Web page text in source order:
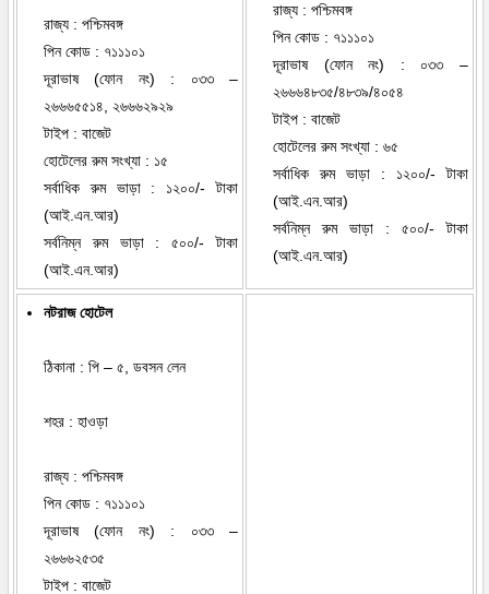
রাজ্য : পশ্চিমবঙ্গ
পিন কোড : ৭১১১০১
দূরাভাষ (ফোন নং) : ০৩৩ –
২৬৬৬৫৫১৪, ২৬৬৬২৯২৯
টাইপ : বাজেট
হোটেলের রুম সংখ্যা : ১৫
সর্বাধিক রুম ভাড়া : ১২০০/- টাকা
(আই.এন.আর)
সর্বনিম্ন রুম ভাড়া : ৫০০/- টাকা
(আই.এন.আর)
রাজ্য : পশ্চিমবঙ্গ
পিন কোড : ৭১১১০১
দূরাভাষ (ফোন নং) : ০৩৩ –
২৬৬৬৪৮৩৫/৪৮৩৯/৪০৫৪
টাইপ : বাজেট
হোটেলের রুম সংখ্যা : ৬৫
সর্বাধিক রুম ভাড়া : ১২০০/- টাকা
(আই.এন.আর)
সর্বনিম্ন রুম ভাড়া : ৫০০/- টাকা
(আই.এন.আর)
নটরাজ হোটেল
ঠিকানা : পি – ৫, ডবসন লেন
শহর : হাওড়া
রাজ্য : পশ্চিমবঙ্গ
পিন কোড : ৭১১১০১
দূরাভাষ (ফোন নং) : ০৩৩ –
২৬৬৬২৫৩৫
টাইপ : বাজেট